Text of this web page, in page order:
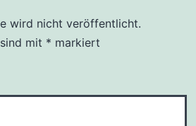
wird nicht veröffentlicht.
mit * markiert